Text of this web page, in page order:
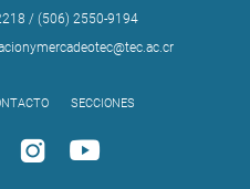
/ (506) 2550-9194
SECCIONES